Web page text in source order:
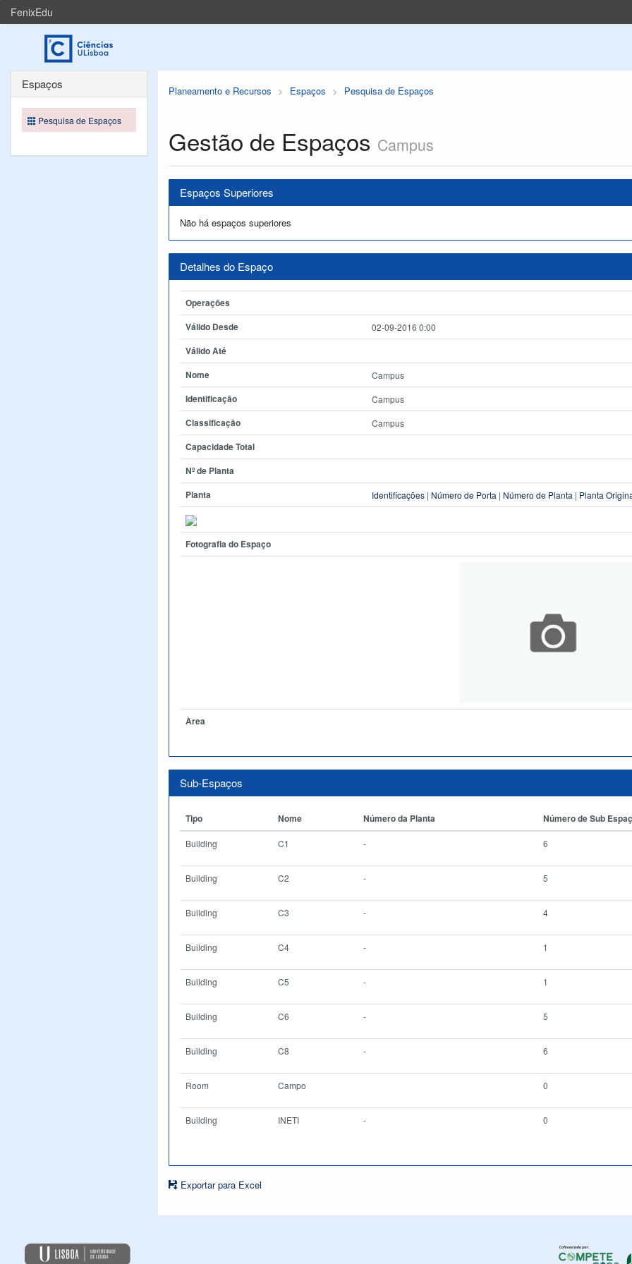
FenixEdu
Planeamento e Recursos Espaços Pesquisa de Espaços
Gestão de Espaços Campus
Espaços Superiores
Não há espaços superiores
Detalhes do Espaço
Operações
Válido Desde
02-09-2016 0:00
Válido Até
Nome
Campus
Identificação Campus
Classificação Campus
Capacidade Total
Nº de Planta
Planta
Identificações | Número de Porta | Número de Planta | Planta
Fotografia do Espaço
Àrea
Sub-Espaços
Tipo Nome Número da Planta Número de Sub
Building C1 - 6
Building C2 - 5
Building C3 - 4
Building C4 - 1
Building C5 - 1
Building C6 - 5
Building C8 - 6
Room Campo 0
Building INETI - 0
Exportar para Excel
Espaços
Pesquisa de Espaços